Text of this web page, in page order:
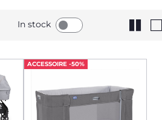
In stock
ACCESSOIRE -50%